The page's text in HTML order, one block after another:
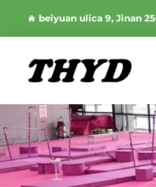
beiyuan ulica 9, Jinan